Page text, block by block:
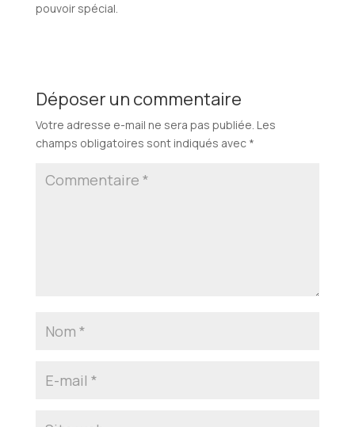
pouvoir spécial.
Déposer un commentaire
Votre adresse e-mail ne sera pas publiée. Les
champs obligatoires sont indiqués avec *